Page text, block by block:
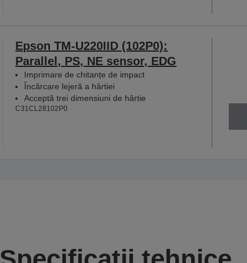
Epson TM-U220IID (102P0):
Parallel, PS, NE sensor, EDG
Imprimare de chitanțe de impact
Încărcare lejeră a hârtiei
Acceptă trei dimensiuni de hârtie
C31CL28102P0